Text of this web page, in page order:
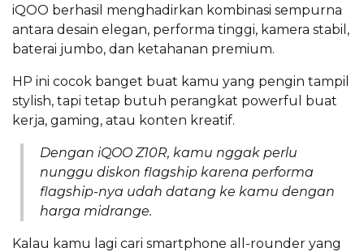
iQOO berhasil menghadirkan kombinasi sempurna
antara desain elegan, performa tinggi, kamera stabil,
baterai jumbo, dan ketahanan premium.
HP ini cocok banget buat kamu yang pengin tampil
stylish, tapi tetap butuh perangkat powerful buat
kerja, gaming, atau konten kreatif.
Dengan iQOO Z10R, kamu nggak perlu
nunggu diskon flagship karena performa
flagship-nya udah datang ke kamu dengan
harga midrange.
Kalau kamu lagi cari smartphone all-rounder yang